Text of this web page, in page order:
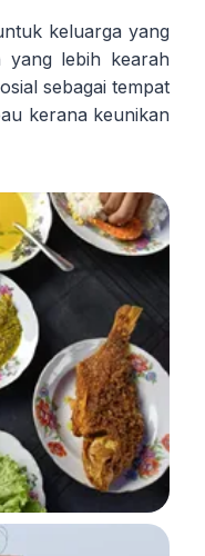
keluarga yang
yang lebih kearah
sebagai tempat
kerana keunikan